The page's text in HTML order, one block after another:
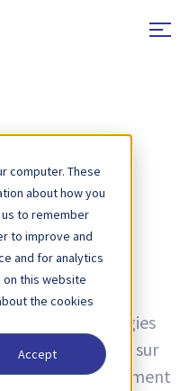
computer. These
about how you
to remember
to improve and
and for analytics
this website
the cookies
Accept
EU
les technologies
des informations sur
Découvrez comment